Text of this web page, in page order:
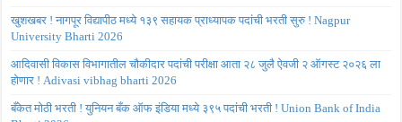
खुशखबर ! नागपूर विद्यापीठ मध्ये १३९ सहायक प्राध्यापक पदांची भरती सुरु ! Nagpur
University Bharti 2026
आदिवासी विकास विभागातील चौकीदार पदांची परीक्षा आता २८ जुलै ऐवजी २ ऑगस्ट २०२६ ला
होणार ! Adivasi vibhag bharti 2026
बँकेत मोठी भरती ! युनियन बँक ऑफ इंडिया मध्ये ३९५ पदांची भरती ! Union Bank of India